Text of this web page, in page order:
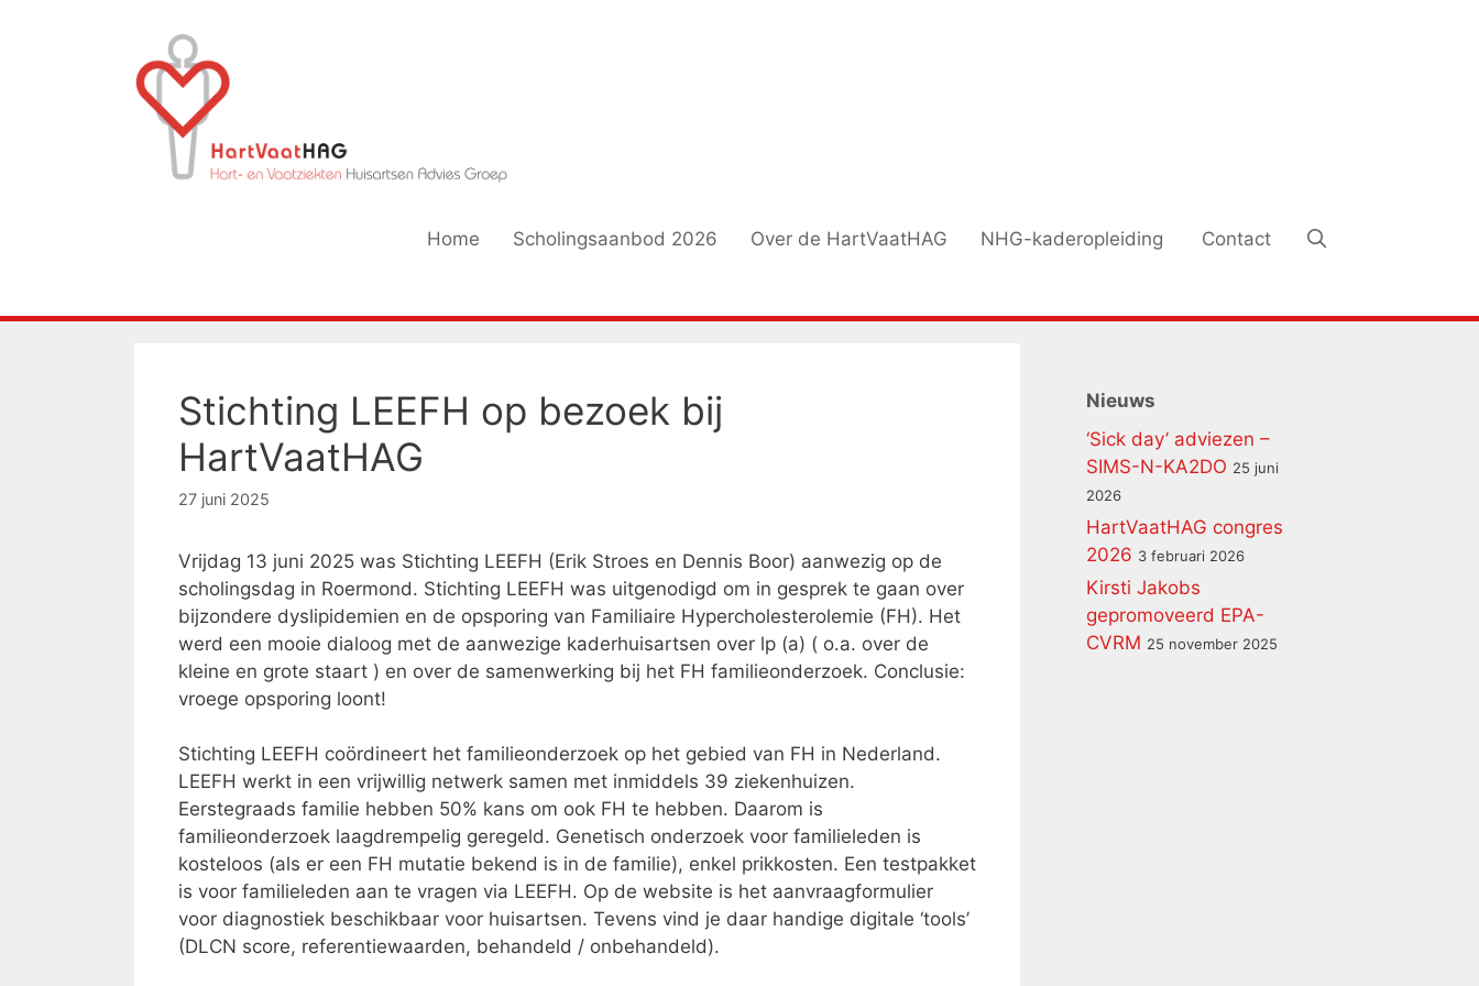
Home Scholingsaanbod 2026 Over de HartVaatHAG NHG-kaderopleiding Contact
Stichting LEEFH op bezoek bij
HartVaatHAG
27 juni 2025
Vrijdag 13 juni 2025 was Stichting LEEFH (Erik Stroes en Dennis Boor) aanwezig op de
scholingsdag in Roermond. Stichting LEEFH was uitgenodigd om in gesprek te gaan over
bijzondere dyslipidemien en de opsporing van Familiaire Hypercholesterolemie (FH). Het
werd een mooie dialoog met de aanwezige kaderhuisartsen over lp (a) ( o.a. over de
kleine en grote staart ) en over de samenwerking bij het FH familieonderzoek. Conclusie:
vroege opsporing loont!
Stichting LEEFH coördineert het familieonderzoek op het gebied van FH in Nederland.
LEEFH werkt in een vrijwillig netwerk samen met inmiddels 39 ziekenhuizen.
Eerstegraads familie hebben 50% kans om ook FH te hebben. Daarom is
familieonderzoek laagdrempelig geregeld. Genetisch onderzoek voor familieleden is
kosteloos (als er een FH mutatie bekend is in de familie), enkel prikkosten. Een testpakket
is voor familieleden aan te vragen via LEEFH. Op de website is het aanvraagformulier
voor diagnostiek beschikbaar voor huisartsen. Tevens vind je daar handige digitale ‘tools’
(DLCN score, referentiewaarden, behandeld / onbehandeld).
Nieuws
‘Sick day’ adviezen –
SIMS-N-KA2DO 25 juni
2026
HartVaatHAG congres
2026 3 februari 2026
Kirsti Jakobs
gepromoveerd EPA-
CVRM 25 november 2025